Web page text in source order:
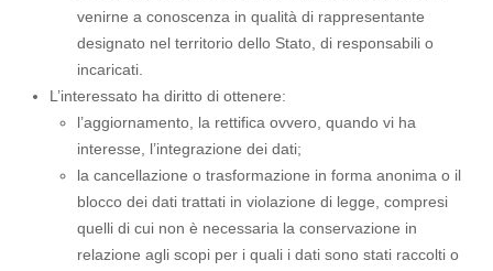
venirne a conoscenza in qualità di rappresentante
designato nel territorio dello Stato, di responsabili o
incaricati.
L’interessato ha diritto di ottenere:
l’aggiornamento, la rettifica ovvero, quando vi ha
interesse, l’integrazione dei dati;
la cancellazione o trasformazione in forma anonima o il
blocco dei dati trattati in violazione di legge, compresi
quelli di cui non è necessaria la conservazione in
relazione agli scopi per i quali i dati sono stati raccolti o